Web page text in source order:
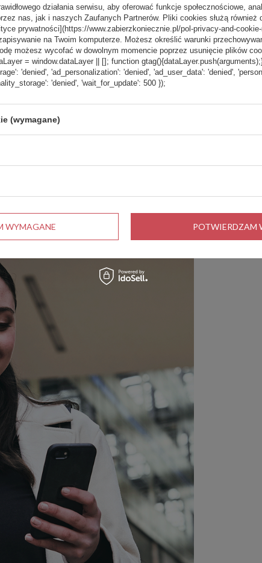
działania serwisu, aby oferować funkcje społecznościowe,
nas, jak i naszych Zaufanych Partnerów. Pliki cookies służą również
prywatności](https://www.zabierzkoniecznie.pl/pol-privacy-and-
na Twoim komputerze. Możesz określić warunki
możesz wycofać w dowolnym momencie poprzez usunięcie plików
= window.dataLayer || []; function
'denied', 'ad_personalization': 'denied', 'ad_user_data': 'denied',
'denied', 'wait_for_update': 500 });
(wymagane)
WYMAGANE POTWIERDZAM